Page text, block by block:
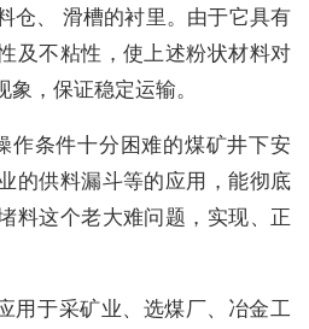
仓、 滑槽的衬里。由于它具有
及不粘性，使上述粉状材料对
，保证稳定运输。
作条件十分困难的煤矿井下安
的供料漏斗等的应用，能彻底
料这个老大难问题，实现、正
用于采矿业、选煤厂、冶金工